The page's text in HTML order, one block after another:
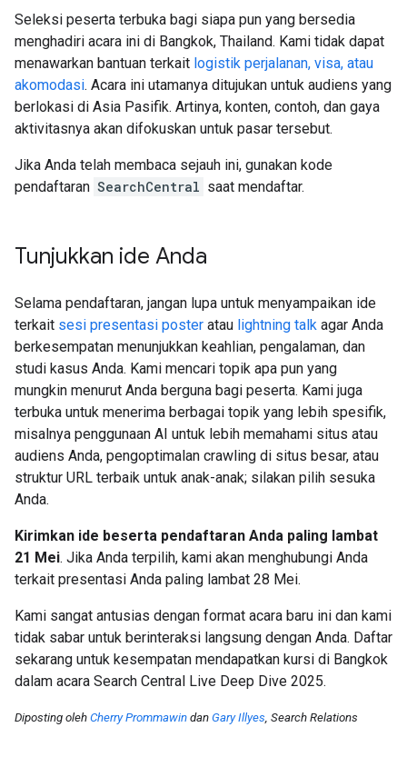
Seleksi peserta terbuka bagi siapa pun yang bersedia
menghadiri acara ini di Bangkok, Thailand. Kami tidak dapat
menawarkan bantuan terkait logistik perjalanan, visa, atau
akomodasi. Acara ini utamanya ditujukan untuk audiens yang
berlokasi di Asia Pasifik. Artinya, konten, contoh, dan gaya
aktivitasnya akan difokuskan untuk pasar tersebut.
Jika Anda telah membaca sejauh ini, gunakan kode
pendaftaran SearchCentral saat mendaftar.
Tunjukkan ide Anda
Selama pendaftaran, jangan lupa untuk menyampaikan ide
terkait sesi presentasi poster atau lightning talk agar Anda
berkesempatan menunjukkan keahlian, pengalaman, dan
studi kasus Anda. Kami mencari topik apa pun yang
mungkin menurut Anda berguna bagi peserta. Kami juga
terbuka untuk menerima berbagai topik yang lebih spesifik,
misalnya penggunaan AI untuk lebih memahami situs atau
audiens Anda, pengoptimalan crawling di situs besar, atau
struktur URL terbaik untuk anak-anak; silakan pilih sesuka
Anda.
Kirimkan ide beserta pendaftaran Anda paling lambat
21 Mei. Jika Anda terpilih, kami akan menghubungi Anda
terkait presentasi Anda paling lambat 28 Mei.
Kami sangat antusias dengan format acara baru ini dan kami
tidak sabar untuk berinteraksi langsung dengan Anda. Daftar
sekarang untuk kesempatan mendapatkan kursi di Bangkok
dalam acara Search Central Live Deep Dive 2025.
Diposting oleh Cherry Prommawin dan Gary Illyes , Search Relations